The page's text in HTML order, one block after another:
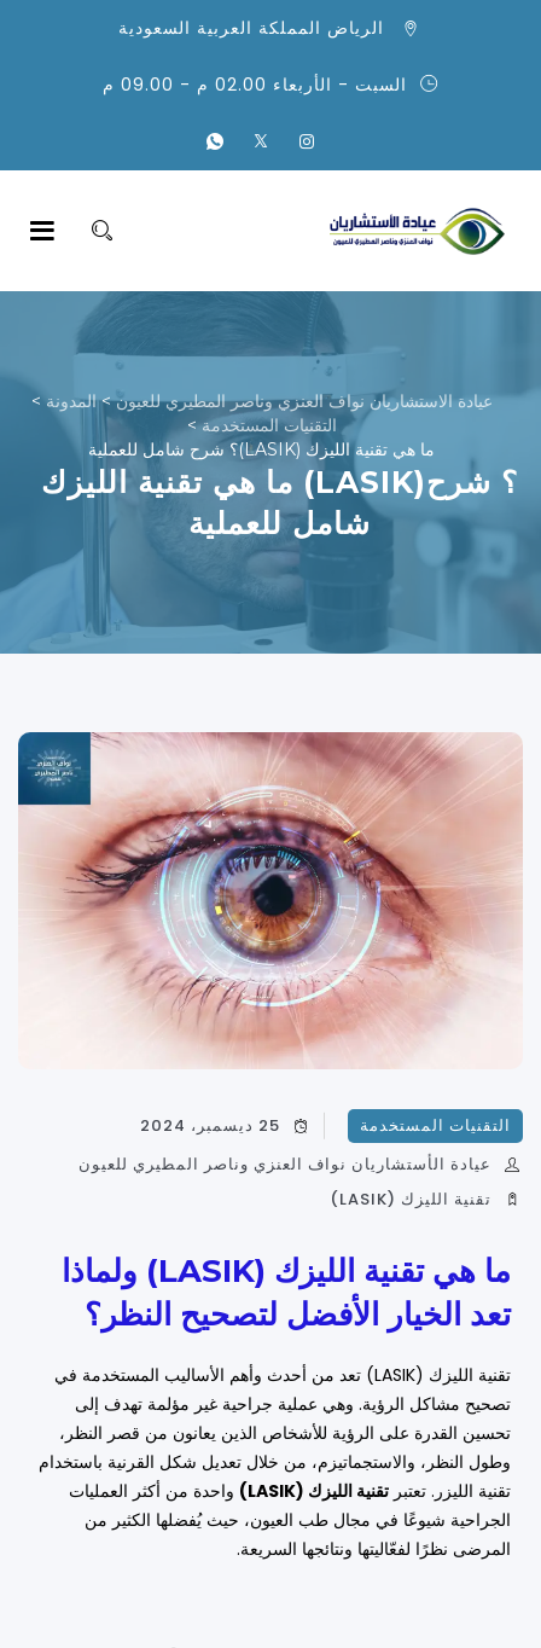
الرياض المملكة العربية السعودية
السبت - الأربعاء 02.00 م - 09.00 م
عيادة الاستشاريان نواف العنزي وناصر المطيري للعيون>المدونة >
التقنيات المستخدمة>
ما هي تقنية الليزك (LASIK)؟ شرح شامل للعملية
ما هي تقنية الليزك (LASIK)؟ شرح
شامل للعملية
التقنيات المستخدمة
25 ديسمبر، 2024
عيادة الأستشاريان نواف العنزي وناصر المطيري للعيون
تقنية الليزك (LASIK)
ما هي تقنية الليزك (LASIK) ولماذا
تعد الخيار الأفضل لتصحيح النظر؟
تقنية الليزك (LASIK) تعد من أحدث وأهم الأساليب المستخدمة في
تصحيح مشاكل الرؤية. وهي عملية جراحية غير مؤلمة تهدف إلى
تحسين القدرة على الرؤية للأشخاص الذين يعانون من قصر النظر،
وطول النظر، والاستجماتيزم، من خلال تعديل شكل القرنية باستخدام
تقنية الليزر. تعتبر تقنية الليزك (LASIK)
واحدة من أكثر العمليات
الجراحية شيوعًا في مجال طب العيون، حيث يُفضلها الكثير من
المرضى نظرًا لفعّاليتها ونتائجها السريعة.